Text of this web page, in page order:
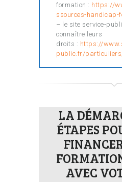
formation : https://
ssources-handicap-
– le site service-
connaître leurs
droits : https://
public.fr/
LA
ÉTAPES
AVEC